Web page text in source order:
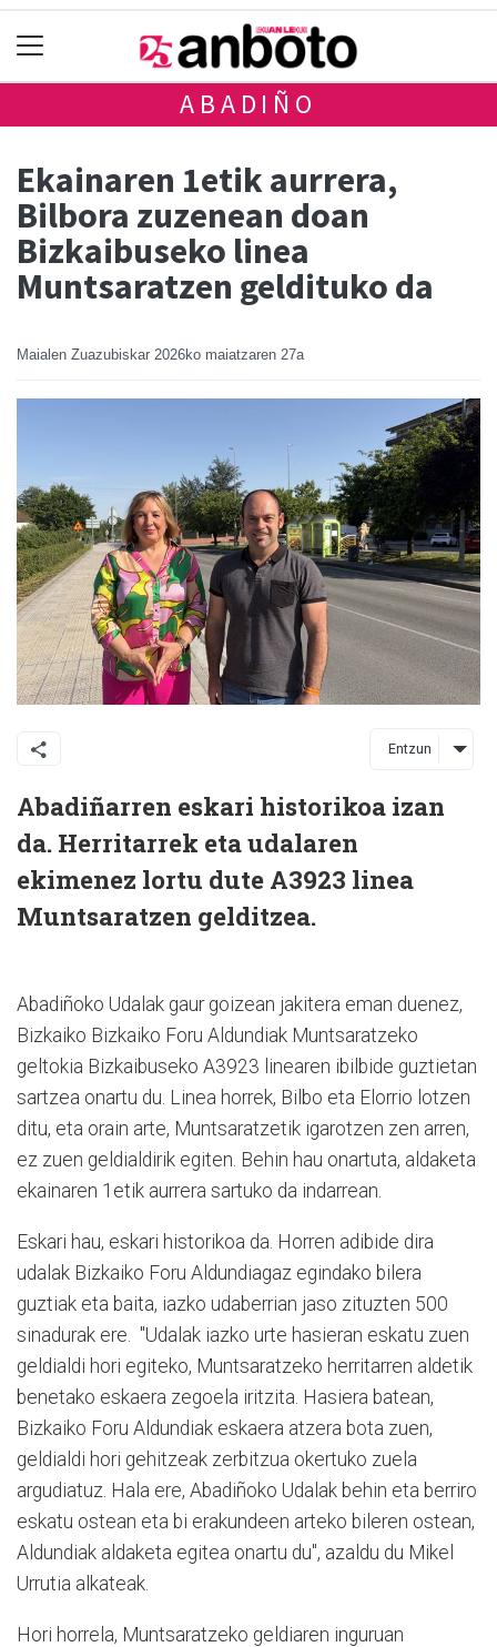
ABADIÑO
Ekainaren 1etik aurrera,
Bilbora zuzenean doan
Bizkaibuseko linea
Muntsaratzen geldituko da
Maialen Zuazubiskar 2026ko maiatzaren 27a
Entzun
Abadiñarren eskari historikoa izan
da. Herritarrek eta udalaren
ekimenez lortu dute A3923 linea
Muntsaratzen gelditzea.
Abadiñoko Udalak gaur goizean jakitera eman duenez,
Bizkaiko Bizkaiko Foru Aldundiak Muntsaratzeko
geltokia Bizkaibuseko A3923 linearen ibilbide guztietan
sartzea onartu du. Linea horrek, Bilbo eta Elorrio lotzen
ditu, eta orain arte, Muntsaratzetik igarotzen zen arren,
ez zuen geldialdirik egiten. Behin hau onartuta, aldaketa
ekainaren 1etik aurrera sartuko da indarrean.
Eskari hau, eskari historikoa da. Horren adibide dira
udalak Bizkaiko Foru Aldundiagaz egindako bilera
guztiak eta baita, iazko udaberrian jaso zituzten 500
sinadurak ere. "Udalak iazko urte hasieran eskatu zuen
geldialdi hori egiteko, Muntsaratzeko herritarren aldetik
benetako eskaera zegoela iritzita. Hasiera batean,
Bizkaiko Foru Aldundiak eskaera atzera bota zuen,
geldialdi hori gehitzeak zerbitzua okertuko zuela
argudiatuz. Hala ere, Abadiñoko Udalak behin eta berriro
eskatu ostean eta bi erakundeen arteko bileren ostean,
Aldundiak aldaketa egitea onartu du", azaldu du Mikel
Urrutia alkateak.
Hori horrela, Muntsaratzeko geldiaren inguruan